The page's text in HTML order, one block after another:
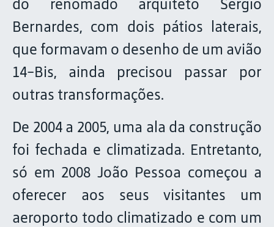
do renomado arquiteto Sérgio
Bernardes, com dois pátios laterais,
que formavam o desenho de um avião
14-Bis, ainda precisou passar por
outras transformações.
De 2004 a 2005, uma ala da construção
foi fechada e climatizada. Entretanto,
só em 2008 João Pessoa começou a
oferecer aos seus visitantes um
aeroporto todo climatizado e com um